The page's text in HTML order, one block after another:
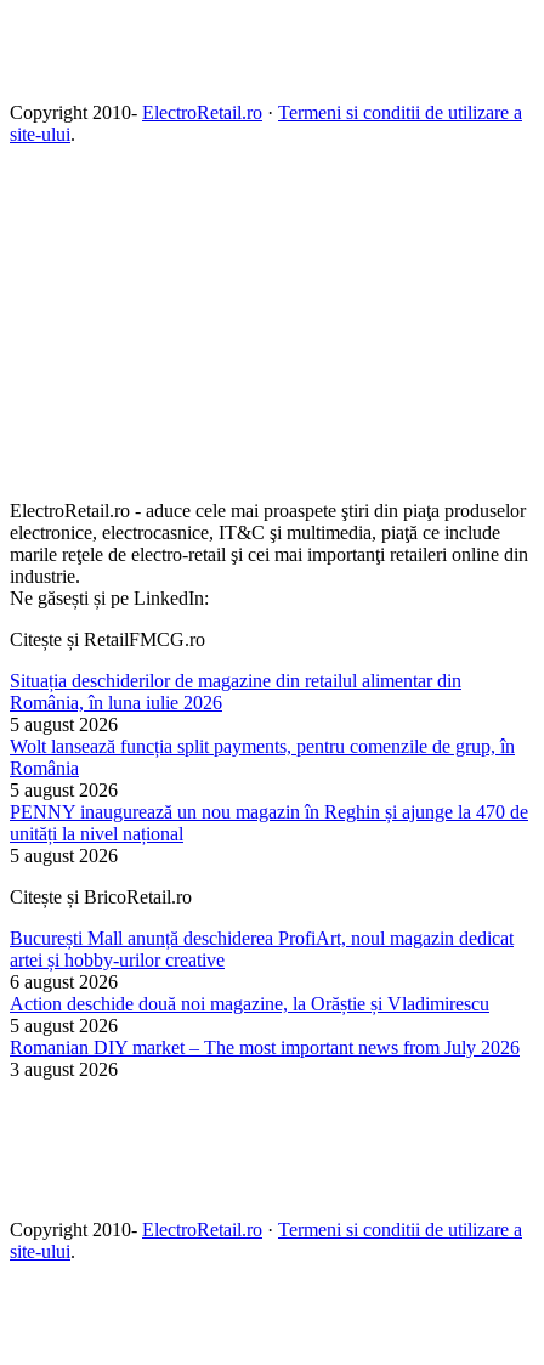
Copyright 2010- ElectroRetail.ro · Termeni si conditii de utilizare a
site-ului.
ElectroRetail.ro - aduce cele mai proaspete ştiri din piaţa produselor
electronice, electrocasnice, IT&C şi multimedia, piaţă ce include
marile reţele de electro-retail şi cei mai importanţi retaileri online din
industrie.
Ne găsești și pe LinkedIn:
Citește și RetailFMCG.ro
Situația deschiderilor de magazine din retailul alimentar din
România, în luna iulie 2026
5 august 2026
Wolt lansează funcția split payments, pentru comenzile de grup, în
România
5 august 2026
PENNY inaugurează un nou magazin în Reghin și ajunge la 470 de
unități la nivel național
5 august 2026
Citește și BricoRetail.ro
București Mall anunță deschiderea ProfiArt, noul magazin dedicat
artei și hobby-urilor creative
6 august 2026
Action deschide două noi magazine, la Orăștie și Vladimirescu
5 august 2026
Romanian DIY market – The most important news from July 2026
3 august 2026
Copyright 2010- ElectroRetail.ro · Termeni si conditii de utilizare a
site-ului.